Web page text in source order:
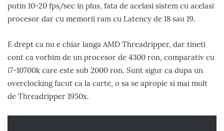
putin 10-20 fps/sec in plus, fata de acelasi sistem cu acelasi
procesor dar cu memorii ram cu Latency de 18 sau 19.
E drept ca nu e chiar langa AMD Threadripper, dar tineti
cont ca vorbim de un procesor de 4300 ron, comparativ cu
i7-10700k care este sub 2000 ron. Sunt sigur ca dupa un
overclocking facut ca la carte, o sa se apropie si mai mult
de Threadripper 1950x.